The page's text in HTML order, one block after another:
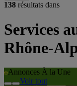
138 résultats dans
Services
Rhône-
Annonces À la Une
Voir tout